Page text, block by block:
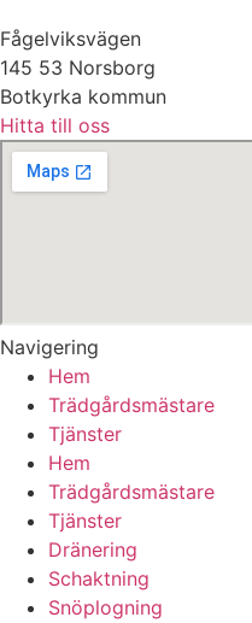
Fågelviksvägen
145 53 Norsborg
Botkyrka kommun
Hitta till oss
Navigering
Hem
Trädgårdsmästare
Tjänster
Hem
Trädgårdsmästare
Tjänster
Dränering
Schaktning
Snöplogning